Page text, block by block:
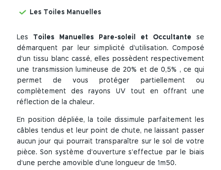
Les Toiles Manuelles
Les Toiles Manuelles Pare-soleil et Occultante se
démarquent par leur simplicité d’utilisation. Composé
d’un tissu blanc cassé, elles possèdent respectivement
une transmission lumineuse de 20% et de 0,5% , ce qui
permet de vous protéger partiellement ou
complètement des rayons UV tout en offrant une
réflection de la chaleur.
En position dépliée, la toile dissimule parfaitement les
câbles tendus et leur point de chute, ne laissant passer
aucun jour qui pourrait transparaître sur le sol de votre
pièce. Son système d’ouverture s’effectue par le biais
d’une perche amovible d’une longueur de 1m50.